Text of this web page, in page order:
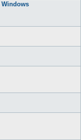
Windows